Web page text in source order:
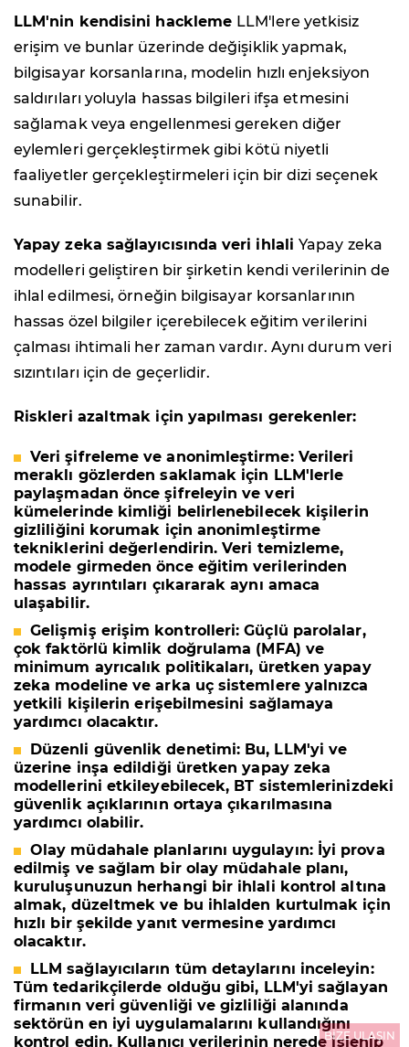
LLM'nin kendisini hackleme LLM'lere yetkisiz
erişim ve bunlar üzerinde değişiklik yapmak,
bilgisayar korsanlarına, modelin hızlı enjeksiyon
saldırıları yoluyla hassas bilgileri ifşa etmesini
sağlamak veya engellenmesi gereken diğer
eylemleri gerçekleştirmek gibi kötü niyetli
faaliyetler gerçekleştirmeleri için bir dizi seçenek
sunabilir.
Yapay zeka sağlayıcısında veri ihlaliYapay zeka
modelleri geliştiren bir şirketin kendi verilerinin de
ihlal edilmesi, örneğin bilgisayar korsanlarının
hassas özel bilgiler içerebilecek eğitim verilerini
çalması ihtimali her zaman vardır. Aynı durum veri
sızıntıları için de geçerlidir.
Riskleri azaltmak için yapılması gerekenler:
Veri şifreleme ve anonimleştirme: Verileri
meraklı gözlerden saklamak için LLM'lerle
paylaşmadan önce şifreleyin ve veri
kümelerinde kimliği belirlenebilecek kişilerin
gizliliğini korumak için anonimleştirme
tekniklerini değerlendirin. Veri temizleme,
modele girmeden önce eğitim verilerinden
hassas ayrıntıları çıkararak aynı amaca
ulaşabilir.
Gelişmiş erişim kontrolleri: Güçlü parolalar,
çok faktörlü kimlik doğrulama (MFA) ve
minimum ayrıcalık politikaları, üretken yapay
zeka modeline ve arka uç sistemlere yalnızca
yetkili kişilerin erişebilmesini sağlamaya
yardımcı olacaktır.
Düzenli güvenlik denetimi: Bu, LLM'yi ve
üzerine inşa edildiği üretken yapay zeka
modellerini etkileyebilecek, BT sistemlerinizdeki
güvenlik açıklarının ortaya çıkarılmasına
yardımcı olabilir.
Olay müdahale planlarını uygulayın: İyi prova
edilmiş ve sağlam bir olay müdahale planı,
kuruluşunuzun herhangi bir ihlali kontrol altına
almak, düzeltmek ve bu ihlalden kurtulmak için
hızlı bir şekilde yanıt vermesine yardımcı
olacaktır.
LLM sağlayıcıların tüm detaylarını inceleyin:
Tüm tedarikçilerde olduğu gibi, LLM'yi sağlayan
firmanın veri güvenliği ve gizliliği alanında
sektörün en iyi uygulamalarını kullandığını
kontrol edin. Kullanıcı verilerinin nerede işlenip
BİZE ULAŞIN